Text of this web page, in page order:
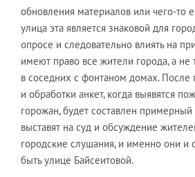
обновления материалов или чего-то
улица эта является знаковой для
опросе и следовательно влиять на
имеют право все жители города, а не
в соседних с фонтаном домах. После
и обработки анкет, когда выявятся
горожан, будет составлен примерный
выставят на суд и обсуждение
городские слушания, и именно они и
быть улице Байсеитовой.